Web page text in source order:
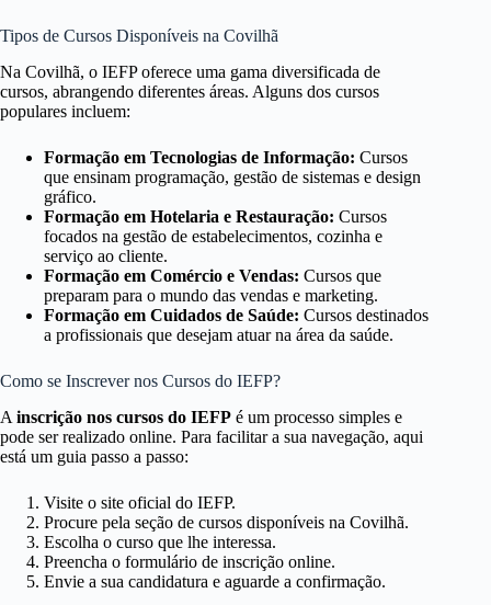
Tipos de Cursos Disponíveis na Covilhã
Na Covilhã, o IEFP oferece uma gama diversificada de
cursos, abrangendo diferentes áreas. Alguns dos cursos
populares incluem:
Formação em Tecnologias de Informação: Cursos
que ensinam programação, gestão de sistemas e design
gráfico.
Formação em Hotelaria e Restauração: Cursos
focados na gestão de estabelecimentos, cozinha e
serviço ao cliente.
Formação em Comércio e Vendas: Cursos que
preparam para o mundo das vendas e marketing.
Formação em Cuidados de Saúde: Cursos destinados
a profissionais que desejam atuar na área da saúde.
Como se Inscrever nos Cursos do IEFP?
A inscrição nos cursos do IEFP é um processo simples e
pode ser realizado online. Para facilitar a sua navegação, aqui
está um guia passo a passo:
Visite o site oficial do IEFP.
Procure pela seção de cursos disponíveis na Covilhã.
Escolha o curso que lhe interessa.
Preencha o formulário de inscrição online.
Envie a sua candidatura e aguarde a confirmação.